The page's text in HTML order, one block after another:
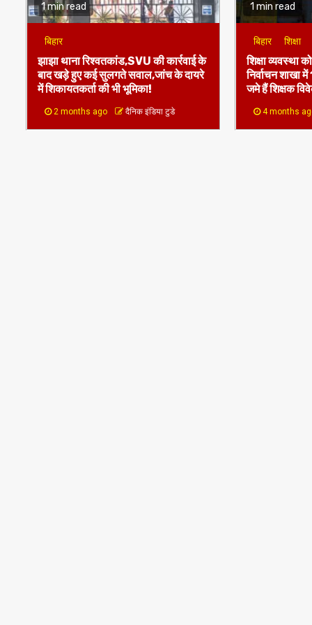
बिहार
झाझा थाना रिश्वतकांड,SVU की कार्रवाई के
बाद खड़े हुए कई सुलगते सवाल,जांच के दायरे
2 months ago दैनिक इंडिया टुडे
बिहार शिक्षा
शिक्षा व्यवस्था
निर्वाचन शाखा
4 months